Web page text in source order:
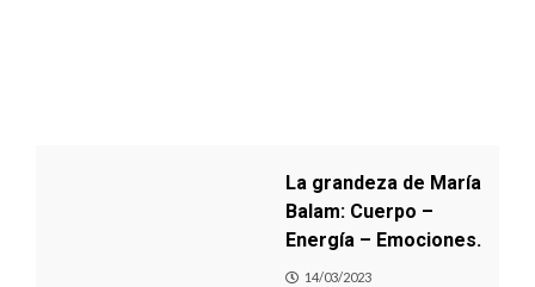
La grandeza de María
Balam: Cuerpo –
Energía – Emociones.
14/03/2023